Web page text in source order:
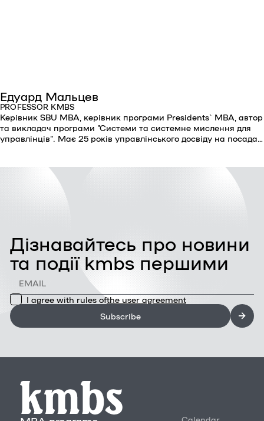
Едуард Мальцев
PROFESSOR KMBS
Керівник SBU MBA, керівник програми Presidents` MBA, автор
та викладач програми "Системи та системне мислення для
управлінців". Має 25 років управлінського досвіду на посадах
Дізнавайтесь про новини
та події kmbs першими
I agree with rules ofthe user agreement
Subscribe
Calendar